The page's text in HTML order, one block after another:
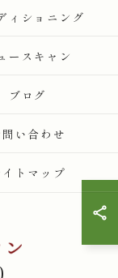
ィショニング
ースキャン
ブログ
い合わせ
トマップ